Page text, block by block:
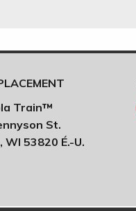
Train™
St.
WI 53820 É.-U.